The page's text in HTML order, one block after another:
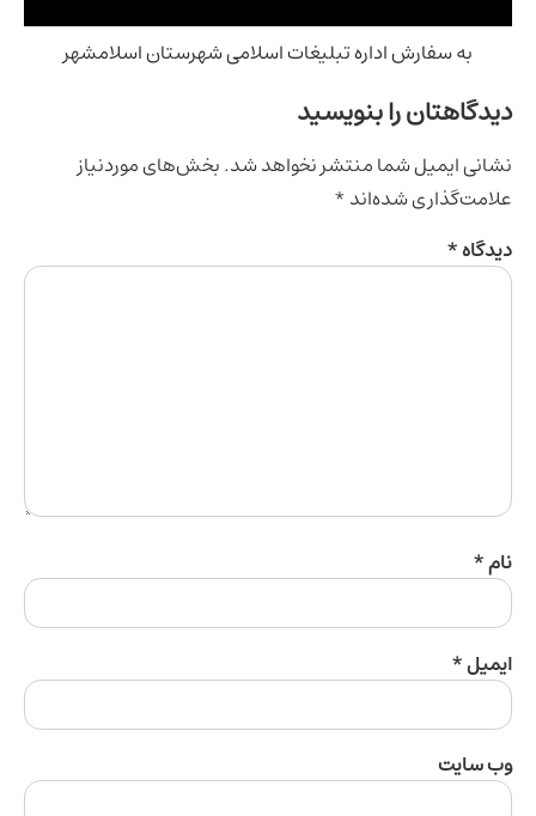
به سفارش اداره تبلیغات اسلامی شهرستان اسلامشهر
را بنویسید
ایمیل شما منتشر نخواهد شد.بخش‌های موردنیاز
شده‌اند*
*
*